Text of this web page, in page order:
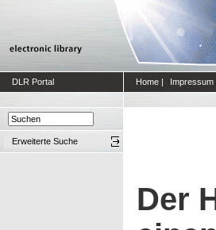
DLR Portal Home | Impressum
Erweiterte Suche
Der